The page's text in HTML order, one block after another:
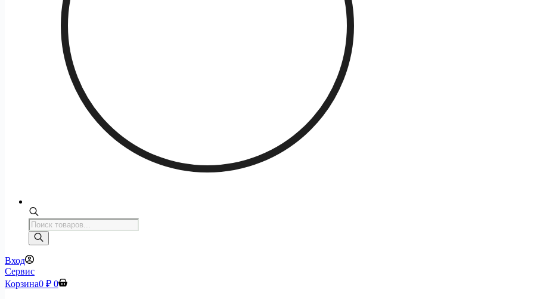
Поиск
товаров
Вход
Сервис
Корзина0 ₽ 0